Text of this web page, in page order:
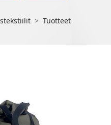
Tuotteet